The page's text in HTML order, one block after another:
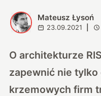
M Mateusz Łysoń
23.09.2021
O architekturze
zapewnić nie tylko
krzemowych firm